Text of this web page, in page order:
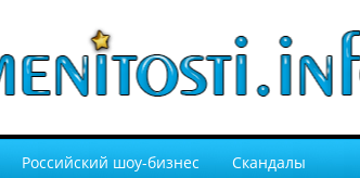
Российский шоу-бизнес Скандалы